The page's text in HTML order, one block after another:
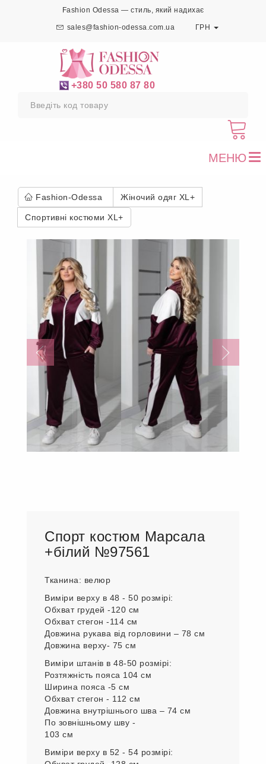
Fashion Odessa — стиль, який надихає
sales@fashion-odessa.com.ua ГРН
+380 50 580 87 80
МЕНЮ
Fashion-Odessa Жіночий одяг XL+
Спортивні костюми XL+
Спорт костюм Марсала
+білий №97561
Тканина: велюр
Виміри верху в 48 - 50 розмірі:
Обхват грудей -120 см
Обхват стегон -114 см
Довжина рукава від горловини – 78 см
Довжина верху- 75 см
Виміри штанів в 48-50 розмірі:
Ширина пояса -5 см